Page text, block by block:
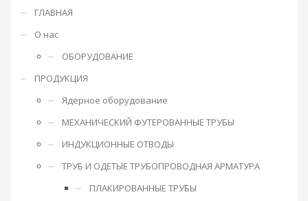
ГЛАВНАЯ
О нас
ОБОРУДОВАНИЕ
ПРОДУКЦИЯ
Ядерное оборудование
МЕХАНИЧЕСКИЙ ФУТЕРОВАННЫЕ ТРУБЫ
ИНДУКЦИОННЫЕ ОТВОДЫ
ТРУБ И ОДЕТЫЕ ТРУБОПРОВОДНАЯ АРМАТУРА
ПЛАКИРОВАННЫЕ ТРУБЫ